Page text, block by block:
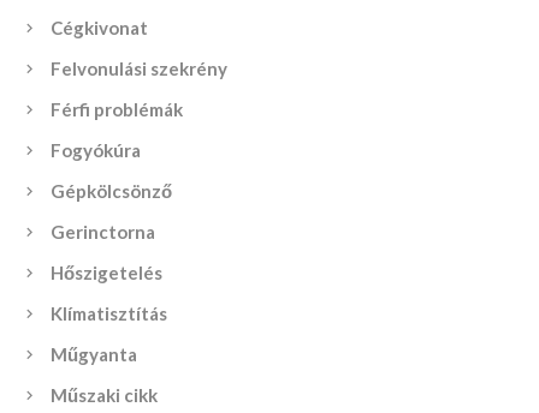
Cégkivonat
Felvonulási szekrény
Férfi problémák
Fogyókúra
Gépkölcsönző
Gerinctorna
Hőszigetelés
Klímatisztítás
Műgyanta
Műszaki cikk